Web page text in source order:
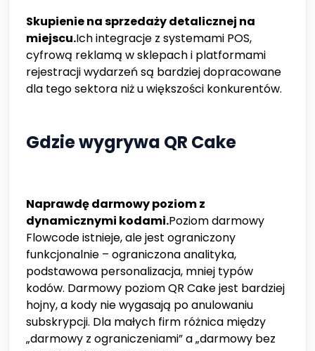
Skupienie na sprzedaży detalicznej na
miejscu.Ich integracje z systemami POS,
cyfrową reklamą w sklepach i platformami
rejestracji wydarzeń są bardziej dopracowane
dla tego sektora niż u większości konkurentów.
Gdzie wygrywa QR Cake
Naprawdę darmowy poziom z
dynamicznymi kodami.Poziom darmowy
Flowcode istnieje, ale jest ograniczony
funkcjonalnie – ograniczona analityka,
podstawowa personalizacja, mniej typów
kodów. Darmowy poziom QR Cakejest bardziej
hojny, a kody nie wygasają po anulowaniu
subskrypcji. Dla małych firm różnica między
„darmowy z ograniczeniami” a „darmowy bez